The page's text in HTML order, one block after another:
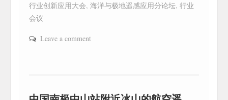
行业创新应用大会,海洋与极地遥感应用分论坛,行业
会议
Leave a comment